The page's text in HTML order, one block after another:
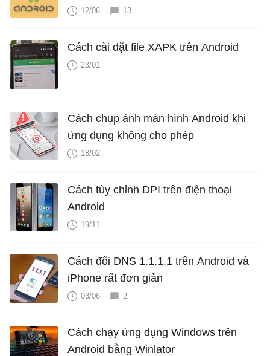
12/06 13
Cách cài đặt file XAPK trên Android
23/01
Cách chụp ảnh màn hình Android khi
ứng dụng không cho phép
18/02
Cách tùy chỉnh DPI trên điện thoại
Android
19/11
Cách đổi DNS 1.1.1.1 trên Android và
iPhone rất đơn giản
03/06 2
Cách chạy ứng dụng Windows trên
Android bằng Winlator